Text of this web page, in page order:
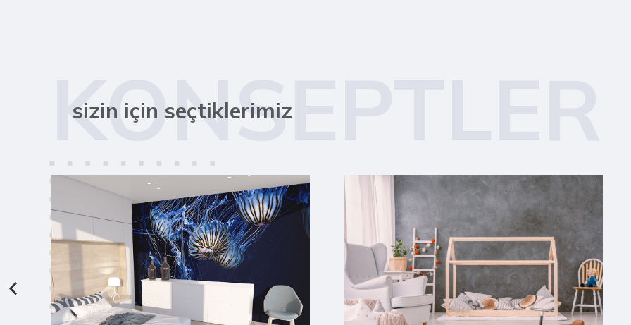
KONSEPTLER
sizin için seçtiklerimiz